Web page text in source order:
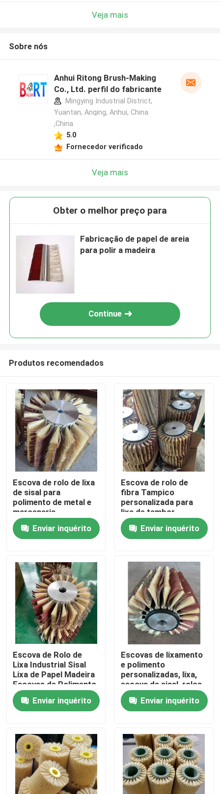
Casa
Produtos
Quem Somos
Fábrica
Controle de Qualidade
Fale Conosco
Pedir um orçamento
Pincel cilíndrico industrial
Escova de rolos industrial
Veja mais
Sobre nós
Anhui Ritong Brush-Making
Co., Ltd. perfil do fabricante
Mingying Industrial District,
Yuantan, Anqing, Anhui, China
,China
5.0
Fornecedor verificado
Veja mais
Obter o melhor preço para
Fabricação de papel de areia
para polir a madeira
Continue
Produtos recomendados
Escova de rolo de lixa
de sisal para
polimento de metal e
marcenaria
personalizada
Enviar inquérito
Escova de rolo de
fibra Tampico
personalizada para
lixa de tambor
Enviar inquérito
Escova de Rolo de
Lixa Industrial Sisal
Lixa de Papel Madeira
Escovas de Polimento
Enviar inquérito
Escovas de lixamento
e polimento
personalizadas, lixa,
escova de sisal, rolos
de polimento para
máquina de lixamento
Enviar inquérito